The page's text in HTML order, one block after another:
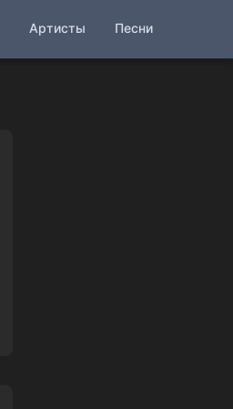
Артисты Песни